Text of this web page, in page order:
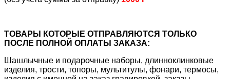
ТОВАРЫ КОТОРЫЕ ОТПРАВЛЯЮТСЯ ТОЛЬКО
ПОСЛЕ ПОЛНОЙ ОПЛАТЫ ЗАКАЗА:
Шашлычные и подарочные наборы, длинноклинковые
изделия, трости, топоры, мультитулы, фонари, термосы,